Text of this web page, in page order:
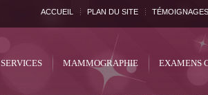
ACCUEIL PLAN DU SITE TÉMOIGNAGES
SERVICES MAMMOGRAPHIE EXAMENS